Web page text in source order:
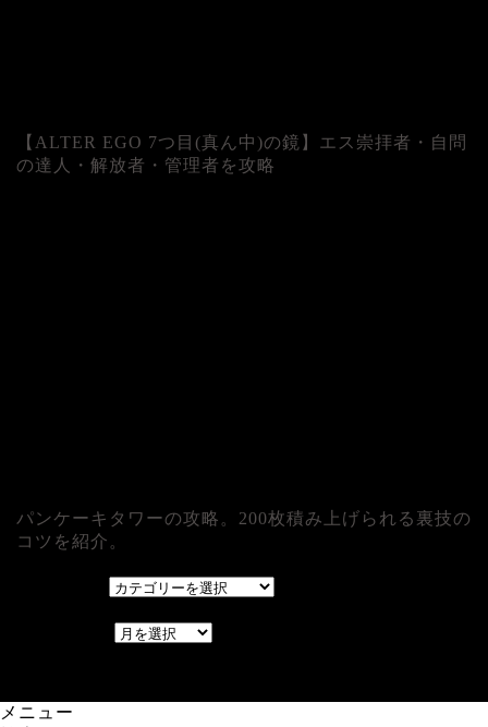
【ALTER EGO 7つ目(真ん中)の鏡】エス崇拝者・自問
の達人・解放者・管理者を攻略
パンケーキタワーの攻略。200枚積み上げられる裏技の
コツを紹介。
メニュー